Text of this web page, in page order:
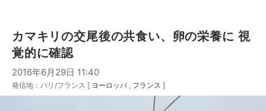
カマキリの交尾後の共食い、卵の栄養に 視
覚的に確認
2016年6月29日 11:40
発信地：パリ/フランス [ ヨーロッパ フランス ]